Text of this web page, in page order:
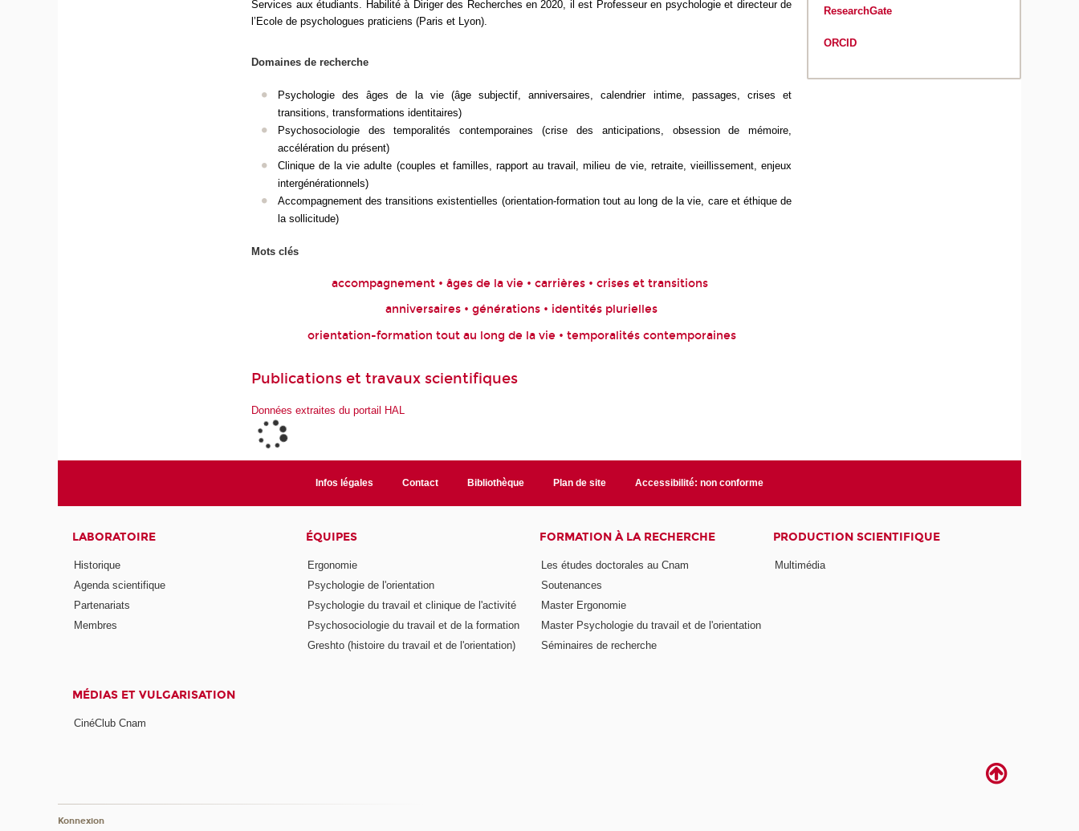
Services auxétudiants. Habilité à Diriger des Recherches en 2020, il est Professeur en psychologie et directeur de
l’Ecole de psychologues praticiens (Paris et Lyon).
Domaines de recherche
Psychologie des âges de la vie (âge subjectif, anniversaires, calendrier intime, passages, crises et
transitions, transformations identitaires)
Psychosociologie des temporalités contemporaines (crise des anticipations, obsession de mémoire,
accélération du présent)
Clinique de la vie adulte (couples et familles, rapport au travail, milieu de vie, retraite, vieillissement, enjeux
intergénérationnels)
Accompagnement des transitions existentielles (orientation-formation tout au long de la vie, care et éthique de
la sollicitude)
Mots clés
accompagnement • âges de la vie • carrières • crises et transitions
anniversaires • générations • identités plurielles
orientation-formation tout au long de la vie • temporalités contemporaines
Publications et travaux scientifiques
Données extraites du portail HAL
ResearchGate
ORCID
Infos légales Contact Bibliothèque Plan de site Accessibilité: non conforme
LABORATOIRE
Historique
Agenda scientifique
Partenariats
Membres
ÉQUIPES
Ergonomie
Psychologie de l'orientation
Psychologie du travail et clinique de l'activité
Psychosociologie du travail et de la formation
Greshto (histoire du travail et de l'orientation)
FORMATION À LA RECHERCHE
Les études doctorales au Cnam
Soutenances
Master Ergonomie
Master Psychologie du travail et de l'orientation
Séminaires de recherche
PRODUCTION SCIENTIFIQUE
Multimédia
MÉDIAS ET VULGARISATION
CinéClub Cnam
Konnexion